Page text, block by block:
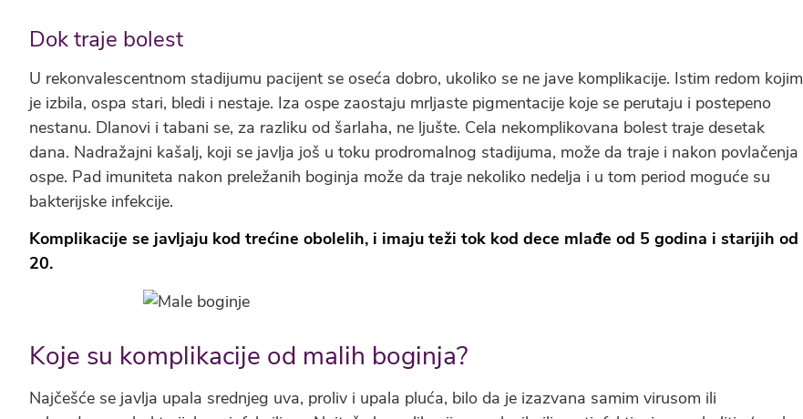
Dok traje bolest
U rekonvalescentnom stadijumu pacijent se oseća dobro, ukoliko se ne jave komplikacije. Istim redom kojim
je izbila, ospa stari, bledi i nestaje. Iza ospe zaostaju mrljaste pigmentacije koje se perutaju i postepeno
nestanu. Dlanovi i tabani se, za razliku od šarlaha, ne ljušte. Cela nekomplikovana bolest traje desetak
dana. Nadražajni kašalj, koji se javlja još u toku prodromalnog stadijuma, može da traje i nakon povlačenja
ospe. Pad imuniteta nakon preležanih boginja može da traje nekoliko nedelja i u tom period moguće su
bakterijske infekcije.
Komplikacije se javljaju kod trećine obolelih, i imaju teži tok kod dece mlađe od 5 godina i starijih od
20.
Koje su komplikacije od malih boginja?
Najčešće se javlja upala srednjeg uva, proliv i upala pluća, bilo da je izazvana samim virusom ili